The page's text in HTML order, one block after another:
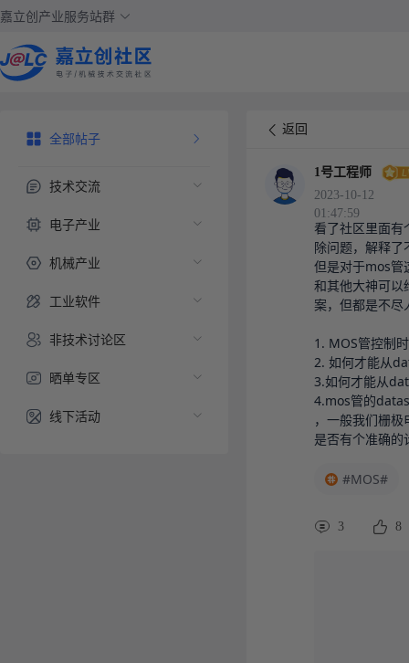
嘉立创产业服务站群
全部帖子
技术交流
电子产业
机械产业
工业软件
非技术讨论区
晒单专区
线下活动
返回
1号工程师
2023-10-12
01:47:59
看了社区里面
除问题，解释
但是对于mos管
和其他大神可以
案，但都是不尽
1. MOS管控制
2. 如何才能从
3.如何才能从
4.mos管的
，一般我们栅
是否有个准确
#MOS#
3 8